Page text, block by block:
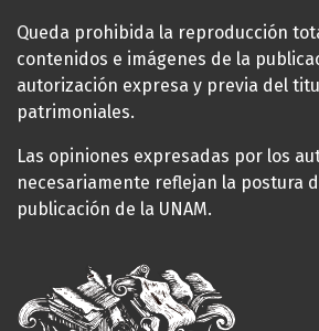
Queda prohibida la reproducción
contenidos e imágenes de la
autorización expresa y previa del
patrimoniales.
Las opiniones expresadas por los
necesariamente reflejan la postura
publicación de la UNAM.